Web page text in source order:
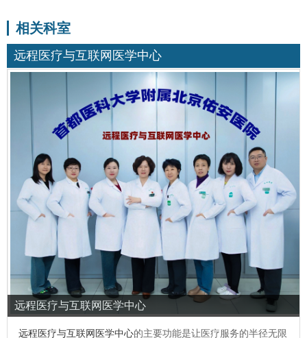
相关科室
远程医疗与互联网医学中心
远程医疗与互联网医学中心
远程医疗与互联网医学中心的主要功能是让医疗服务的半径无限